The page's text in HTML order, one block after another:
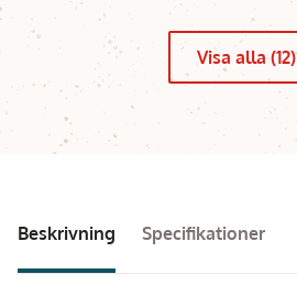
Visa alla (12)
Beskrivning Specifikationer